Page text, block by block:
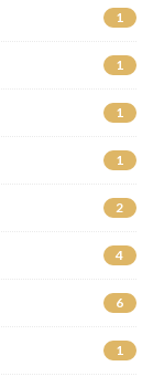
1
1
1
1
2
4
6
1